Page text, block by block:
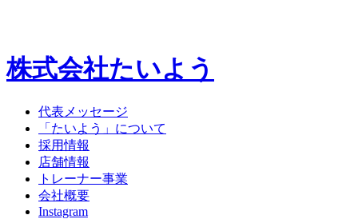
株式会社たいよう
代表メッセージ
「たいよう」について
採用情報
店舗情報
トレーナー事業
会社概要
Instagram